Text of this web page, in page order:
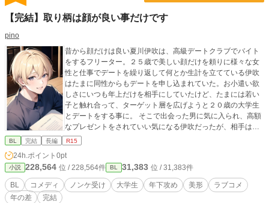
【完結】取り柄は顔が良い事だけです
pino
昔から顔だけは良い夏川伊吹は、高級デートクラブでバイト
をするフリーター。２５歳で美しい顔だけを頼りに様々な女
性と仕事でデートを繰り返して何とか生計を立てている伊吹
はたまに同性からもデートを申し込まれていた。お小遣い欲
しさにいつも年上だけを相手にしていたけど、たまには若い
子と触れ合って、ターゲット層を広げようと２０歳の大学生
とデートをする事に。 そこで出会った男に気に入られ、高額
なプレゼントをされていい気になる伊吹だったが、相手は年
下だしまだ学生だしと罪悪感を抱く。 そんな中もう一人の２
だの同僚だと思っていた２３歳の男からも言い寄られて？ ノ
ンケの伊吹と伊吹を落とそうと奮闘する三人の若者が巻き起
こすラブコメディ！ BＬです。 性的表現有り。 伊吹視点のお
話になります。 題名に※が付いてるお話は他の登場人物の視
BL 完結 長編 R15
24h.ポイント 0pt
小説 228,564 位 / 228,564件 BL 31,383 位 / 31,383件
BL コメディ ノンケ受け 大学生 年下攻め 美形
ラブコメ
年の差
完結